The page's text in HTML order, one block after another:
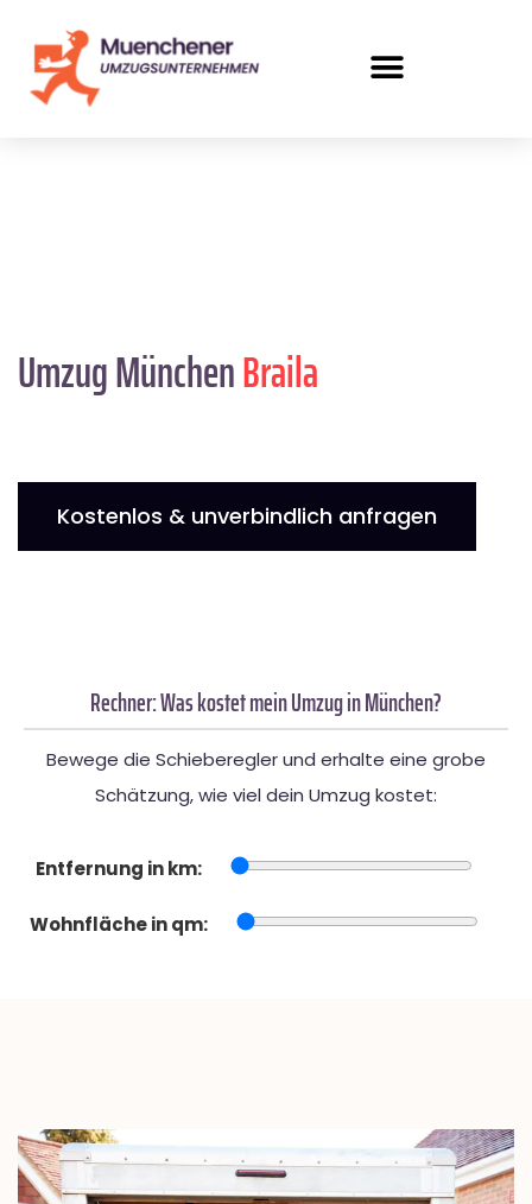
Umzug MünchenBraila
Kostenlos & unverbindlich anfragen
Rechner: Was kostet mein Umzug in München?
Bewege die Schieberegler und erhalte eine grobe
Schätzung, wie viel dein Umzug kostet:
Entfernung in km:
Wohnfläche in qm: